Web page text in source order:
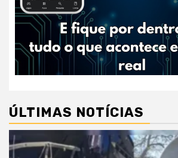
ÚLTIMAS NOTÍCIAS